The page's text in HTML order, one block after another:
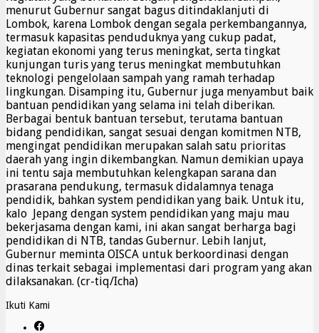
menurut Gubernur sangat bagus ditindaklanjuti di
Lombok, karena Lombok dengan segala perkembangannya,
termasuk kapasitas penduduknya yang cukup padat,
kegiatan ekonomi yang terus meningkat, serta tingkat
kunjungan turis yang terus meningkat membutuhkan
teknologi pengelolaan sampah yang ramah terhadap
lingkungan. Disamping itu, Gubernur juga menyambut baik
bantuan pendidikan yang selama ini telah diberikan.
Berbagai bentuk bantuan tersebut, terutama bantuan
bidang pendidikan, sangat sesuai dengan komitmen NTB,
mengingat pendidikan merupakan salah satu prioritas
daerah yang ingin dikembangkan. Namun demikian upaya
ini tentu saja membutuhkan kelengkapan sarana dan
prasarana pendukung, termasuk didalamnya tenaga
pendidik, bahkan system pendidikan yang baik. Untuk itu,
kalo Jepang dengan system pendidikan yang maju mau
bekerjasama dengan kami, ini akan sangat berharga bagi
pendidikan di NTB, tandas Gubernur. Lebih lanjut,
Gubernur meminta OISCA untuk berkoordinasi dengan
dinas terkait sebagai implementasi dari program yang akan
dilaksanakan. (cr-tiq/Icha)
Ikuti Kami